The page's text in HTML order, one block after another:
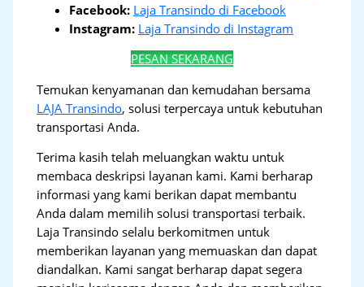
Facebook: Laja Transindo di Facebook
Instagram: Laja Transindo di Instagram
PESAN SEKARANG
Temukan kenyamanan dan kemudahan bersama
LAJA Transindo, solusi terpercaya untuk kebutuhan
transportasi Anda.
Terima kasih telah meluangkan waktu untuk
membaca deskripsi layanan kami. Kami berharap
informasi yang kami berikan dapat membantu
Anda dalam memilih solusi transportasi terbaik.
Laja Transindo selalu berkomitmen untuk
memberikan layanan yang memuaskan dan dapat
diandalkan. Kami sangat berharap dapat segera